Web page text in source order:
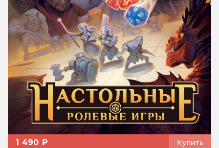
1 490 ₽ Купить